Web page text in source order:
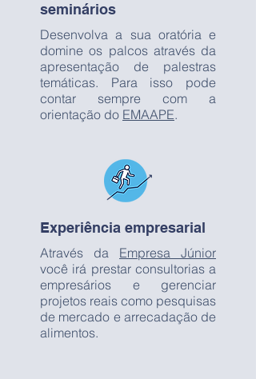
seminários
Desenvolva a sua oratória e
domine os palcos através da
apresentação de palestras
temáticas. Para isso pode
contar sempre com a
orientação do EMAAPE.
Experiência empresarial
Através da Empresa Júnior
você irá prestar consultorias a
empresários e gerenciar
projetos reais como pesquisas
de mercado e arrecadação de
alimentos.